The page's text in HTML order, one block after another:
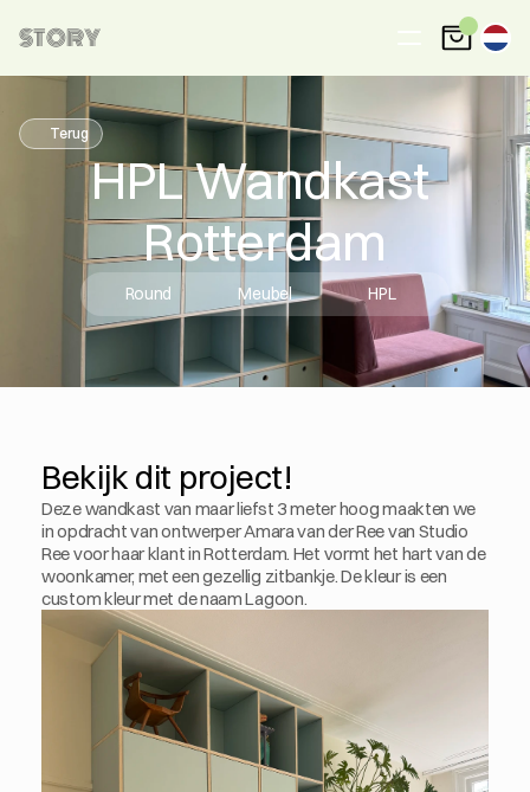
STORY
Terug
HPL Wandkast
Rotterdam
Round Meubel HPL
Bekijk dit project!
Deze wandkast van maar liefst 3 meter hoog maakten we
in opdracht van ontwerper Amara van der Ree van Studio
Ree voor haar klant in Rotterdam. Het vormt het hart van de
woonkamer, met een gezellig zitbankje. De kleur is een
custom kleur met de naam Lagoon.